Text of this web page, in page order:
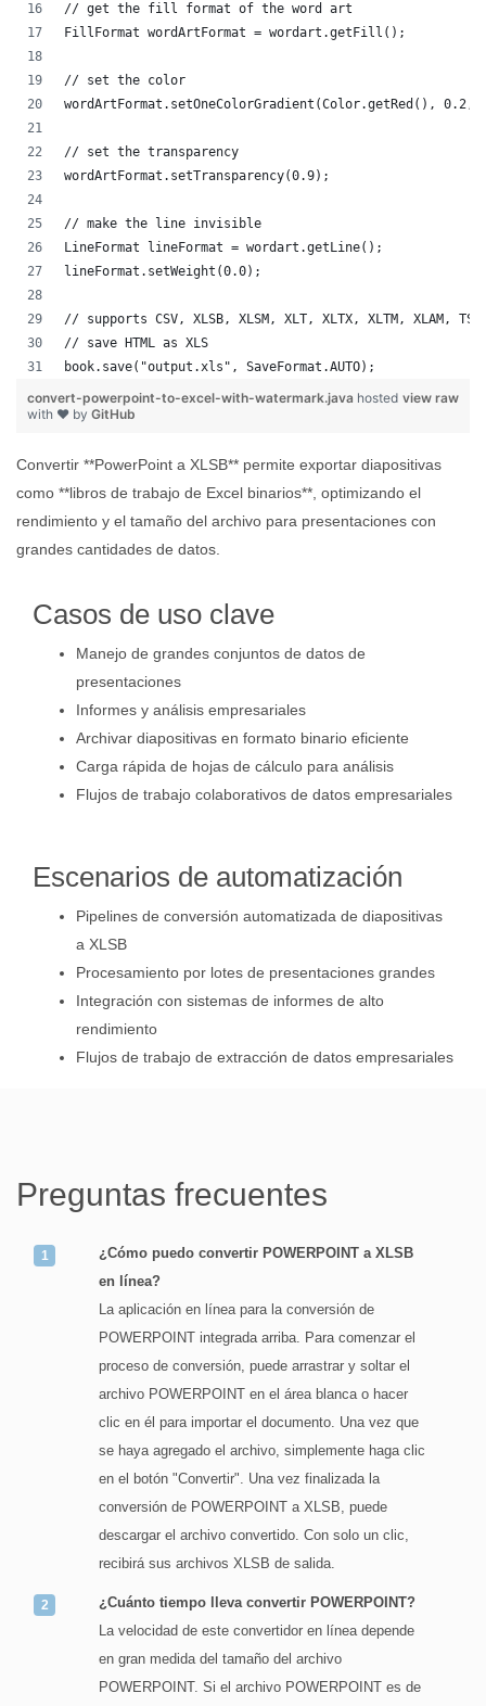
// get the fill format of the word art
FillFormat wordArtFormat = wordart.getFill();
// set the color
wordArtFormat.setOneColorGradient(Color.getRed(), 0.2,
// set the transparency
wordArtFormat.setTransparency(0.9);
// make the line invisible
LineFormat lineFormat = wordart.getLine();
lineFormat.setWeight(0.0);
// supports CSV, XLSB, XLSM, XLT, XLTX, XLTM, XLAM,
// save HTML as XLS
book.save("output.xls", SaveFormat.AUTO);
view raw
convert-powerpoint-to-excel-with-watermark.java hosted
with ❤ by GitHub
Convertir **PowerPoint a XLSB** permite exportar diapositivas
como **libros de trabajo de Excel binarios**, optimizando el
rendimiento y el tamaño del archivo para presentaciones con
grandes cantidades de datos.
Casos de uso clave
Manejo de grandes conjuntos de datos de
presentaciones
Informes y análisis empresariales
Archivar diapositivas en formato binario eficiente
Carga rápida de hojas de cálculo para análisis
Flujos de trabajo colaborativos de datos empresariales
Escenarios de automatización
Pipelines de conversión automatizada de diapositivas
a XLSB
Procesamiento por lotes de presentaciones grandes
Integración con sistemas de informes de alto
rendimiento
Flujos de trabajo de extracción de datos empresariales
Preguntas frecuentes
¿Cómo puedo convertir POWERPOINT a XLSB
en línea?
La aplicación en línea para la conversión de
POWERPOINT integrada arriba. Para comenzar el
proceso de conversión, puede arrastrar y soltar el
archivo POWERPOINT en el área blanca o hacer
clic en él para importar el documento. Una vez que
se haya agregado el archivo, simplemente haga clic
en el botón "Convertir". Una vez finalizada la
conversión de POWERPOINT a XLSB, puede
descargar el archivo convertido. Con solo un clic,
recibirá sus archivos XLSB de salida.
¿Cuánto tiempo lleva convertir POWERPOINT?
La velocidad de este convertidor en línea depende
en gran medida del tamaño del archivo
POWERPOINT. Si el archivo POWERPOINT es de